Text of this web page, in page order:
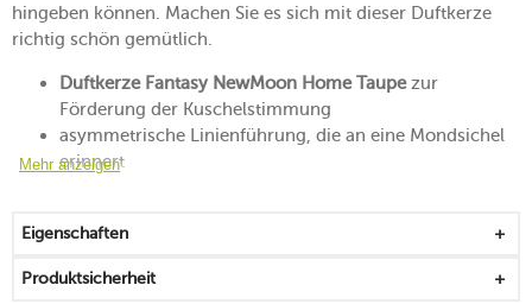
hingeben können. Machen Sie es sich mit dieser Duftkerze
richtig schön gemütlich.
Duftkerze Fantasy NewMoon Home Taupezur
Förderung der Kuschelstimmung
asymmetrische Linienführung, die an eine Mondsichel
erinnert
schlichtes Design, das sich unkompliziert in Ihr
Ambiente integrieren lässt
Mehr anzeigen
Eigenschaften
Produktsicherheit